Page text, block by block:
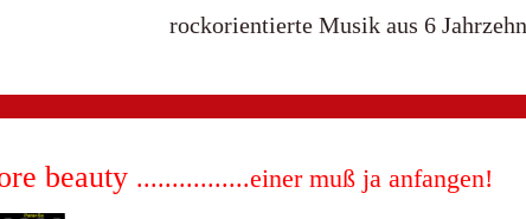
rockorientierte Musik aus 6
beauty ................einer muß ja anfangen!